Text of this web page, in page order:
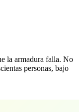
la armadura falla. No
personas, bajo